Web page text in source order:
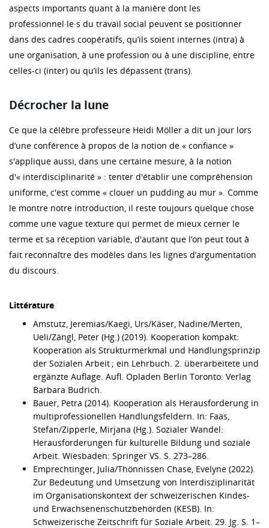
aspects importants quant à la manière dont les
professionnel·le·s du travail social peuvent se positionner
dans des cadres coopératifs, qu’ils soient internes (intra) à
une organisation, à une profession ou à une discipline, entre
celles-ci (inter) ou qu’ils les dépassent (trans).
Décrocher la lune
Ce que la célèbre professeure Heidi Möller a dit un jour lors
d’une conférence à propos de la notion de « confiance »
s'applique aussi, dans une certaine mesure, à la notion
d'« interdisciplinarité » : tenter d'établir une compréhension
uniforme, c'est comme « clouer un pudding au mur ». Comme
le montre notre introduction, il reste toujours quelque chose
comme une vague texture qui permet de mieux cerner le
terme et sa réception variable, d'autant que l’on peut tout à
fait reconnaître des modèles dans les lignes d’argumentation
du discours.
Littérature
Amstutz, Jeremias/Kaegi, Urs/Käser, Nadine/Merten,
Ueli/Zängl, Peter (Hg.) (2019). Kooperation kompakt:
Kooperation als Strukturmerkmal und Handlungsprinzip
der Sozialen Arbeit ; ein Lehrbuch. 2. überarbeitete und
ergänzte Auflage. Aufl. Opladen Berlin Toronto: Verlag
Barbara Budrich.
Bauer, Petra (2014). Kooperation als Herausforderung in
multiprofessionellen Handlungsfeldern. In: Faas,
Stefan/Zipperle, Mirjana (Hg.). Sozialer Wandel:
Herausforderungen für kulturelle Bildung und soziale
Arbeit. Wiesbaden: Springer VS. S. 273–286.
Emprechtinger, Julia/Thönnissen Chase, Evelyne (2022).
Zur Bedeutung und Umsetzung von Interdisziplinarität
im Organisationskontext der schweizerischen Kindes-
und Erwachsenenschutzbehörden (KESB). In:
Schweizerische Zeitschrift für Soziale Arbeit. 29. Jg. S. 1–